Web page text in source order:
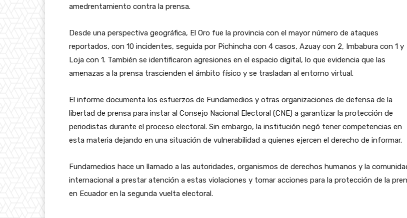
amedrentamiento contra la prensa.
Desde una perspectiva geográfica, El Oro fue la provincia con el mayor número de ataques
reportados, con 10 incidentes, seguida por Pichincha con 4 casos, Azuay con 2, Imbabura con 1 y
Loja con 1. También se identificaron agresiones en el espacio digital, lo que evidencia que las
amenazas a la prensa trascienden el ámbito físico y se trasladan al entorno virtual.
El informe documenta los esfuerzos de Fundamedios y otras organizaciones de defensa de la
libertad de prensa para instar al Consejo Nacional Electoral (CNE) a garantizar la protección de
periodistas durante el proceso electoral. Sin embargo, la institución negó tener competencias en
esta materia dejando en una situación de vulnerabilidad a quienes ejercen el derecho de informar.
Fundamedios hace un llamado a las autoridades, organismos de derechos humanos y la
internacional a prestar atención a estas violaciones y tomar acciones para la protección de la
en Ecuador en la segunda vuelta electoral.